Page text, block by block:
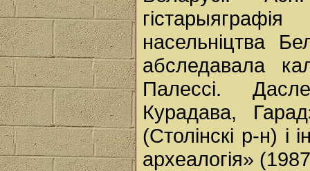
насельніцтва
абследавала
Палессі.
Курадава,
(Столінскі р-н) і
археалогія»